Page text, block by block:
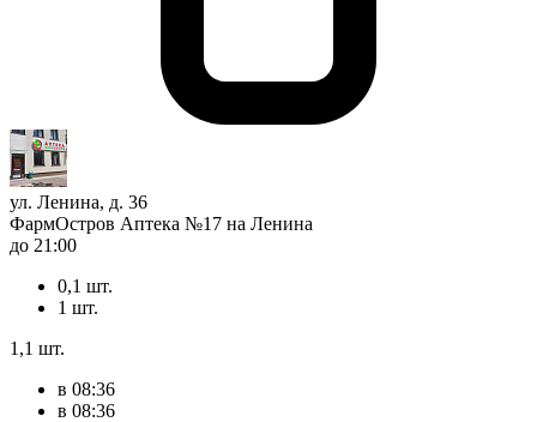
ул. Ленина, д. 36
ФармОстров Аптека №17 на Ленина
до 21:00
0,1 шт.
1 шт.
1,1 шт.
в 08:36
в 08:36